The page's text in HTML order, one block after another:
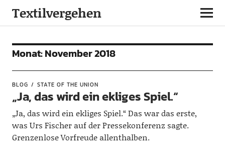
Textilvergehen
Monat:November 2018
BLOG STATE OF THE UNION
„Ja, das wird ein ekliges Spiel.“
„Ja, das wird ein ekliges Spiel.“ Das war das erste,
was Urs Fischer auf der Pressekonferenz sagte.
Grenzenlose Vorfreude allenthalben.